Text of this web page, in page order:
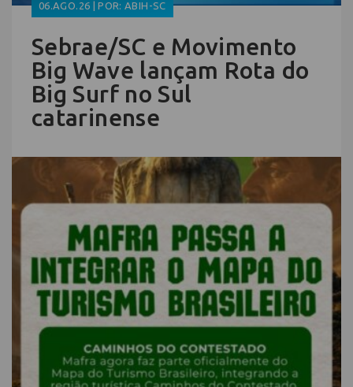
06.AGO.26 | POR: ABIH-SC
Sebrae/SC e Movimento
Big Wave lançam Rota do
Big Surf no Sul
catarinense